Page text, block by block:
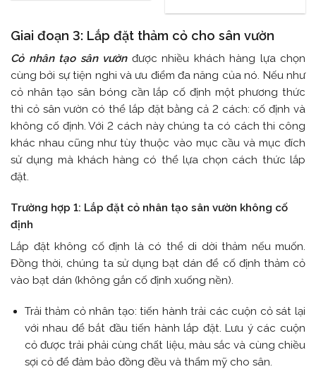
Giai đoạn 3: Lắp đặt thảm cỏ cho sân vườn
Cỏ nhân tạo sân vườn được nhiều khách hàng lựa chọn
cùng bởi sự tiện nghi và ưu điểm đa năng của nó. Nếu như
cỏ nhân tạo sân bóng cần lắp cố định một phương thức
thì cỏ sân vườn có thể lắp đặt bằng cả 2 cách: cố định và
không cố định. Với 2 cách này chúng ta có cách thi công
khác nhau cũng như tùy thuộc vào mục cầu và mục đích
sử dụng mà khách hàng có thể lựa chọn cách thức lắp
đặt.
Trường hợp 1: Lắp đặt cỏ nhân tạo sân vườn không cố
định
Lắp đặt không cố định là có thể di dời thảm nếu muốn.
Đồng thời, chúng ta sử dụng bạt dán để cố định thảm cỏ
vào bạt dán (không gắn cố định xuống nền).
Trải thảm cỏ nhân tạo: tiến hành trải các cuộn cỏ sát lại
với nhau để bắt đầu tiến hành lắp đặt. Lưu ý các cuộn
cỏ được trải phải cùng chất liệu, màu sắc và cùng chiều
sợi cỏ để đảm bảo đồng đều và thẩm mỹ cho sân.